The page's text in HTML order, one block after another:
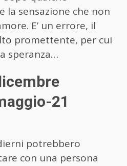
la sensazione che non
E’ un errore, il
promettente, per cui
speranza…
21
potrebbero
con una persona